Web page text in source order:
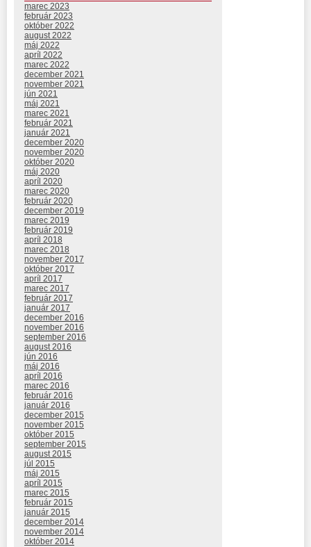
marec 2023
február 2023
október 2022
august 2022
máj 2022
apríl 2022
marec 2022
december 2021
november 2021
jún 2021
máj 2021
marec 2021
február 2021
január 2021
december 2020
november 2020
október 2020
máj 2020
apríl 2020
marec 2020
február 2020
december 2019
marec 2019
február 2019
apríl 2018
marec 2018
november 2017
október 2017
apríl 2017
marec 2017
február 2017
január 2017
december 2016
november 2016
september 2016
august 2016
jún 2016
máj 2016
apríl 2016
marec 2016
február 2016
január 2016
december 2015
november 2015
október 2015
september 2015
august 2015
júl 2015
máj 2015
apríl 2015
marec 2015
február 2015
január 2015
december 2014
november 2014
október 2014